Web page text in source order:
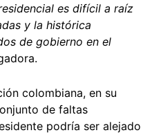
es difícil a raíz
y la histórica
de gobierno en el
colombiana, en su
de faltas
podría ser alejado